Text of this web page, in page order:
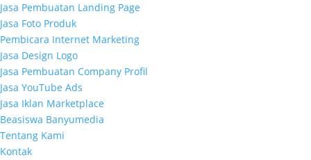
Jasa Pembuatan Landing Page
Jasa Foto Produk
Pembicara Internet Marketing
Jasa Design Logo
Jasa Pembuatan Company Profil
Jasa YouTube Ads
Jasa Iklan Marketplace
Beasiswa Banyumedia
Tentang Kami
Kontak